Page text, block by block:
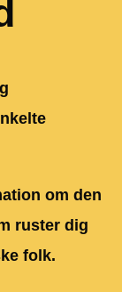
om den
ruster dig
folk.